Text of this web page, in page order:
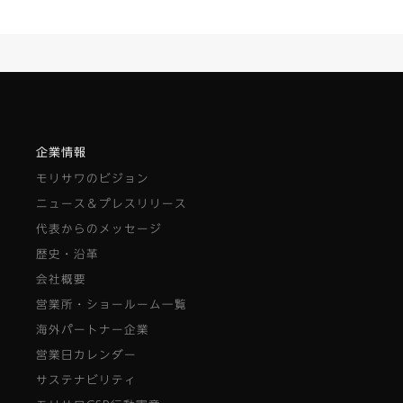
企業情報
モリサワのビジョン
ニュース＆プレスリリース
代表からのメッセージ
歴史・沿革
会社概要
営業所・ショールーム一覧
海外パートナー企業
営業日カレンダー
サステナビリティ